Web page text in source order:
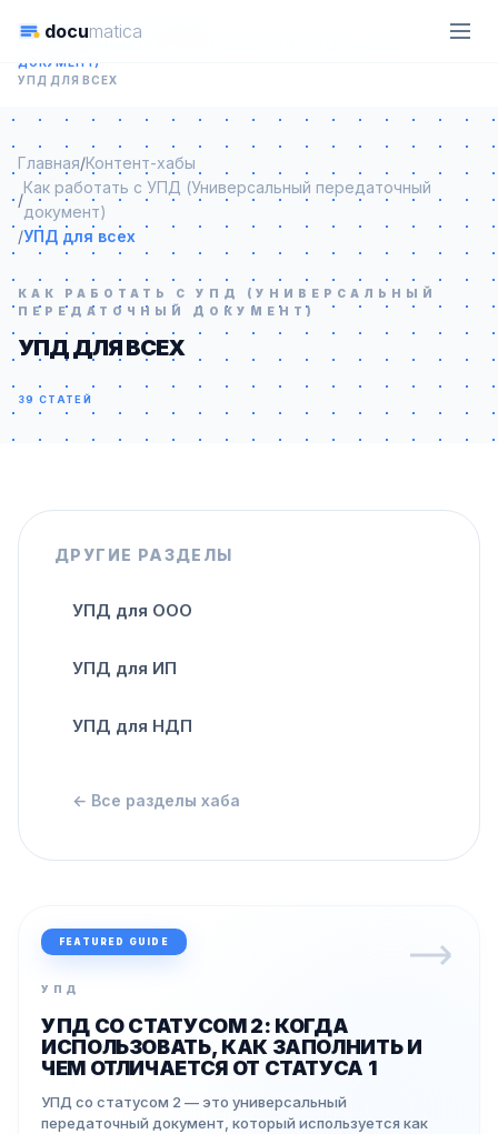
documatica
ГЛАВНАЯ
КОНТЕНТ-ХАБЫ
ДОКУМЕНТ)
УПД ДЛЯ ВСЕХ
Главная/Контент-хабы
/
Как работать с УПД (Универсальный передаточный
документ)
/УПД для всех
КАК РАБОТАТЬ С УПД (УНИВЕРСАЛЬНЫЙ
ПЕРЕДАТОЧНЫЙ ДОКУМЕНТ)
УПД ДЛЯ ВСЕХ
39 СТАТЕЙ
ДРУГИЕ РАЗДЕЛЫ
УПД для ООО
УПД для ИП
УПД для НДП
← Все разделы хаба
FEATURED GUIDE
УПД
УПД СО СТАТУСОМ 2: КОГДА
ИСПОЛЬЗОВАТЬ, КАК ЗАПОЛНИТЬ И
ЧЕМ ОТЛИЧАЕТСЯ ОТ СТАТУСА 1
УПД со статусом 2 — это универсальный
передаточный документ, который используется как